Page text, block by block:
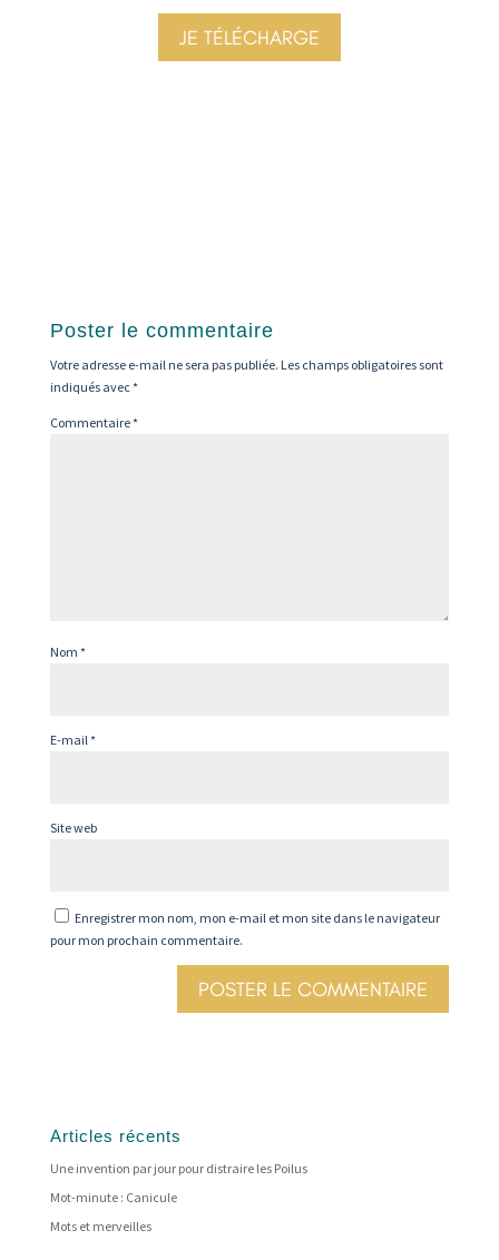
JE TÉLÉCHARGE
Poster le commentaire
Votre adresse e-mail ne sera pas publiée. Les champs obligatoires sont
indiqués avec*
Commentaire*
Nom *
E-mail*
Site web
Enregistrer mon nom, mon e-mail et mon site dans le navigateur
pour mon prochain commentaire.
Articles récents
Une invention par jour pour distraire les Poilus
Mot-minute : Canicule
Mots et merveilles